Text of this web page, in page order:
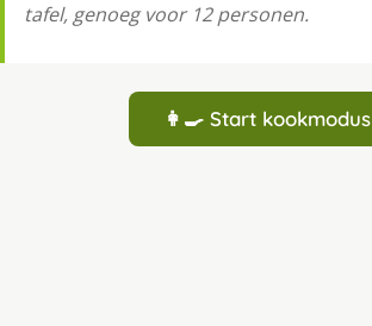
tafel, genoeg voor 12 personen.
👩‍🍳 Start kookmodus